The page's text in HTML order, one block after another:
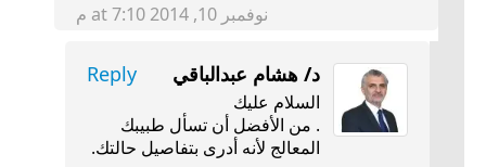
نوفمبر 10, 2014 at 7:10 م
د/ هشام عبدالباقي Reply
السلام عليك
. من الأفضل أن تسأل طبيبك
المعالج لأنه أدرى بتفاصيل حالتك.